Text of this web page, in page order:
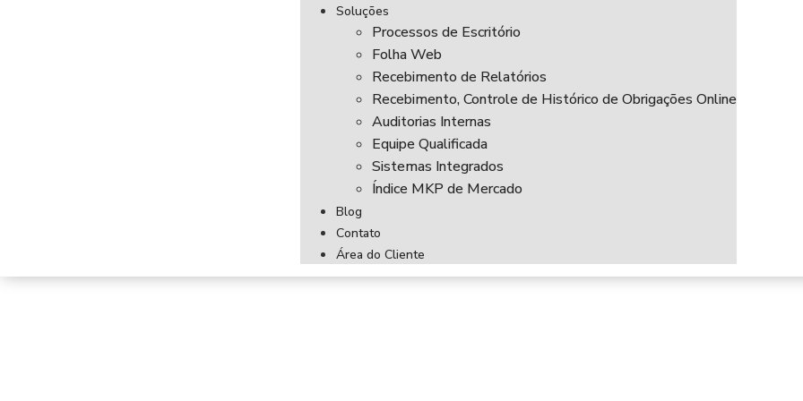
Soluções
Processos de Escritório
Folha Web
Recebimento de Relatórios
Recebimento, Controle de Histórico de Obrigações Online
Auditorias Internas
Equipe Qualificada
Sistemas Integrados
Índice MKP de Mercado
Blog
Contato
Área do Cliente